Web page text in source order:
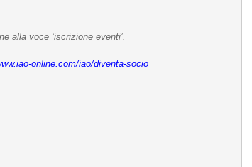
alla voce ‘iscrizione eventi’.
online.com/iao/diventa-socio